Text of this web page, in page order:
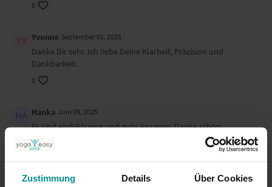
Zustimmung Details Über Cookies
0
Yvonne September 01, 2025
Danke Dir sehr. Ich liebe Deine Klarheit, Präzision und
Dankbarkeit.
0
Hanka Juni 09, 2025
Es sind einfühlsame und gute Ansagen. Danke schön.
0
Petra G. April 08, 2025